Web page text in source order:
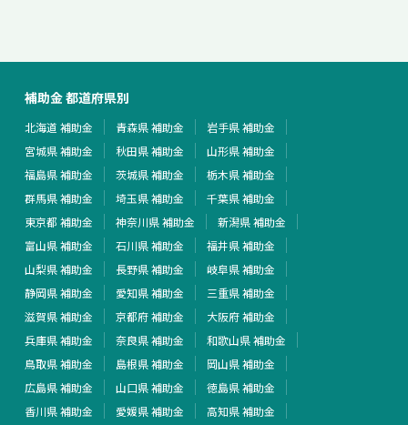
補助金 都道府県別
北海道 補助金 青森県 補助金
岩手県 補助金
宮城県 補助金
秋田県 補助金
山形県 補助金
福島県 補助金
茨城県 補助金
栃木県 補助金
群馬県 補助金
埼玉県 補助金
千葉県 補助金
東京都 補助金
神奈川県 補助金
新潟県 補助金
富山県 補助金
石川県 補助金
福井県 補助金
山梨県 補助金
長野県 補助金
岐阜県 補助金
静岡県 補助金
愛知県 補助金
三重県 補助金
滋賀県 補助金
京都府 補助金
大阪府 補助金
兵庫県 補助金
奈良県 補助金
和歌山県 補助金
鳥取県 補助金
島根県 補助金
岡山県 補助金
広島県 補助金
山口県 補助金
徳島県 補助金
香川県 補助金
愛媛県 補助金
高知県 補助金